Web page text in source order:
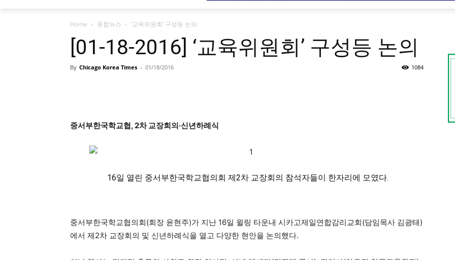
Home 종합뉴스 ‘교육위원회’ 구성등 논의
[01-18-2016] ‘교육위원회’ 구성등 논의
By Chicago Korea Times - 01/18/2016 1084
중서부한국학교협, 2차 교장회의·신년하례식
16일 열린 중서부한국학교협의회 제 2차 교장회의 참석자들이 한자리에 모였다.
중서부한국학교협의회(회장 윤현주)가 지난 16일 윌링 타운내 시카고제일연합감리교회(담임목사 김광태)
에서 제2차 교장회의 및 신년하례식을 열고 다양한 현안을 논의했다.